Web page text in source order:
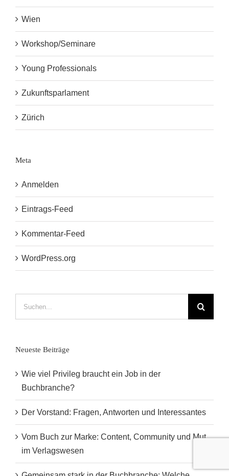
Wien
Workshop/Seminare
Young Professionals
Zukunftsparlament
Zürich
Meta
Anmelden
Eintrags-Feed
Kommentar-Feed
WordPress.org
Neueste Beiträge
Wie viel Privileg braucht ein Job in der
Buchbranche?
Der Vorstand: Fragen, Antworten und Interessantes
Vom Buch zur Marke: Content, Community und Mut
im Verlagswesen